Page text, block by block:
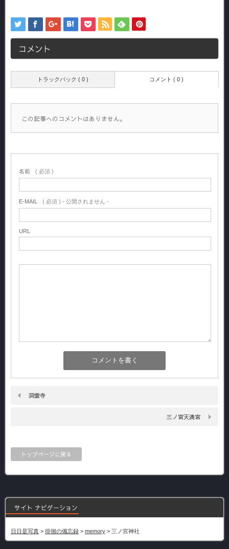
コメント
トラックバック ( 0 ) コメント ( 0 )
この記事へのコメントはありません。
名前 ( 必須 )
E-MAIL ( 必須 ) - 公開されません -
URL
洞雲寺
三ノ宮天満宮
トップページに戻る
サイト ナビゲーション
日日是写真 > 徘徊の備忘録 > memory > 三ノ宮神社